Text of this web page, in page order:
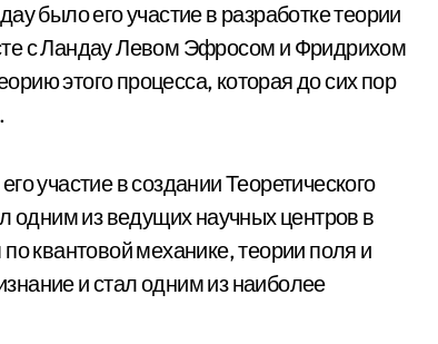
было его участие в разработке теории
с Ландау Левом Эфросом и Фридрихом
этого процесса, которая до сих пор
участие в создании Теоретического
одним из ведущих научных центров в
квантовой механике, теории поля и
и стал одним из наиболее